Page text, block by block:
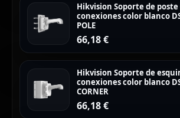
Hikvision Soporte de poste
conexiones color blanco
POLE
66,18€
Hikvision Soporte de
conexiones color blanco
CORNER
66,18€